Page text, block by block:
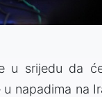
u srijedu da
napadima na